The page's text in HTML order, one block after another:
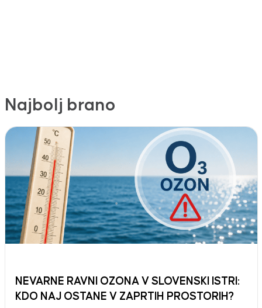
Najbolj brano
NEVARNE RAVNI OZONA V SLOVENSKI ISTRI:
KDO NAJ OSTANE V ZAPRTIH PROSTORIH?